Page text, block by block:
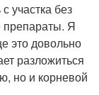
участка без
препараты. Я
это довольно
разложиться
но и корневой